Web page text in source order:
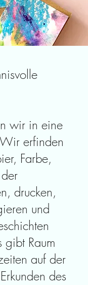
wir in eine
erfinden
Farbe,
drucken,
und
gibt Raum
auf der
des